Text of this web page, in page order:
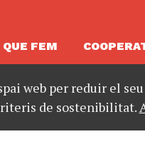
QUE FEM
web per reduir el
de sostenibilitat.